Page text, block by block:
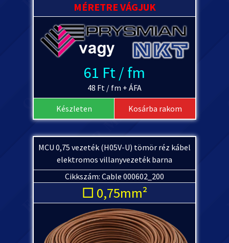
MÉRETRE VÁGJUK
61 Ft / fm
48 Ft / fm + ÁFA
Készleten Kosárba rakom
MCU 0,75 vezeték (H05V-U) tömör réz kábel
elektromos villanyvezeték barna
Cikkszám: Cable 000602_200
□ 0,75mm²